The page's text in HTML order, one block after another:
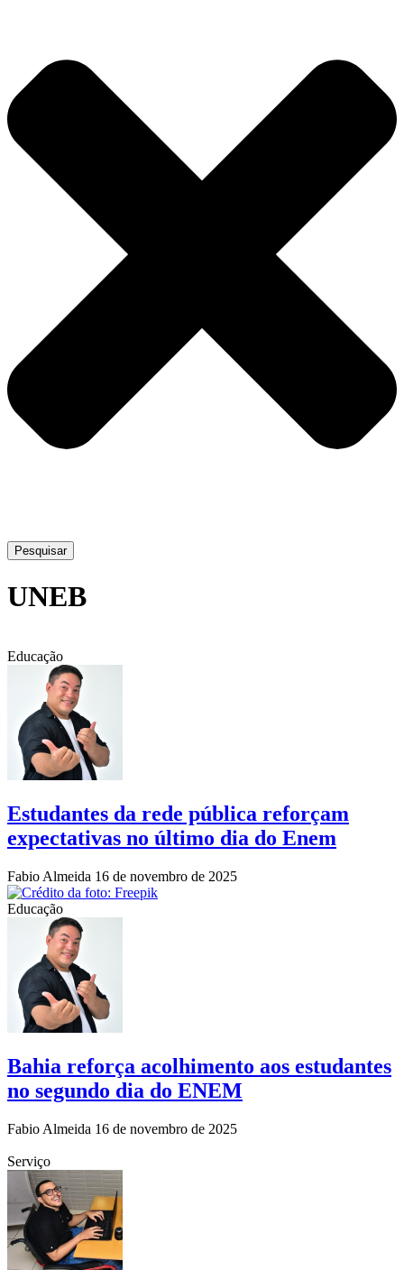
Pesquisar
UNEB
Educação
Estudantes da rede pública reforçam
expectativas no último dia do Enem
Fabio Almeida 16 de novembro de 2025
Educação
Bahia reforça acolhimento aos estudantes
no segundo dia do ENEM
Fabio Almeida 16 de novembro de 2025
Serviço